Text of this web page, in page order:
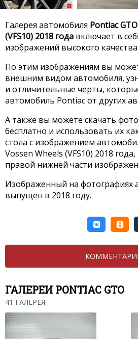
Галерея автомобиля Pontiac
(VFS10) 2018 года включает в
изображений высокого качества.
По этим изображениям вы
внешним видом автомобиля,
и отличительные черты,
автомобиль Pontiac от других
А также вы можете скачать
бесплатно и использовать их
стола с изображением
Vossen Wheels (VFS10) 2018
правой нижней части
Изображенный на фотографиях
выпущен в 2018 году.
ГАЛЕРЕИ PONTIAC GTO
41 ГАЛЕРЕЯ